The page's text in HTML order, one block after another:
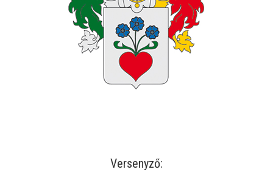
Versenyző: